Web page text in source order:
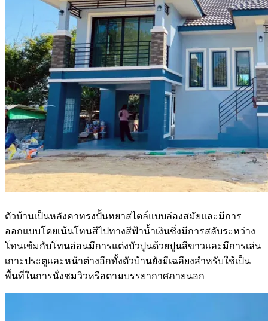
ตัวบ้านเป็นหลังคาทรงปั้นหยาสไตล์แบบล่องสมัยและมีการ
ออกแบบโดยเน้นโทนสีไปทางสีฟ้าน้ำเงินซึ่งมีการสลับระหว่าง
โทนเข้มกับโทนอ่อนมีการแต่งบัวปูนด้วยปูนสีขาวและมีการเล่น
เกาะประตูและหน้าต่างอีกทั้งตัวบ้านยังมีเฉลียงสำหรับใช้เป็น
พื้นที่ในการนั่งชมวิวหรือตามบรรยากาศภายนอก